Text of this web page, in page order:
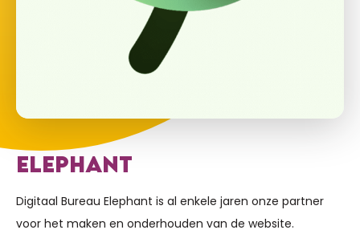
ELEPHANT
Digitaal Bureau Elephant is al enkele jaren onze partner
voor het maken en onderhouden van de website.